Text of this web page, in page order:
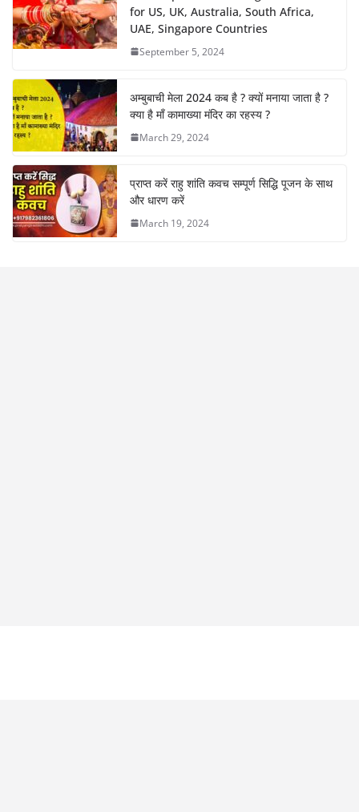
for US, UK, Australia, South Africa,
UAE, Singapore Countries
September 5, 2024
अम्बुबाची मेला 2024 कब है ? क्यों मनाया जाता है ?
क्या है माँ कामाख्या मंदिर का रहस्य ?
March 29, 2024
प्राप्त करें राहु शांति कवच सम्पूर्ण सिद्धि पूजन के साथ
और धारण करें
March 19, 2024